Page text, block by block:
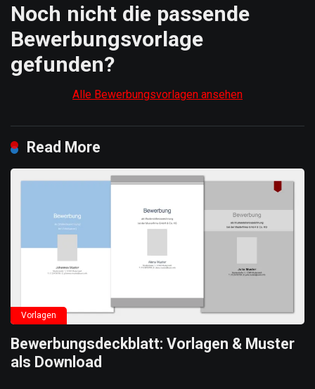
Noch nicht die passende
Bewerbungsvorlage
gefunden?
Alle Bewerbungsvorlagen ansehen
Read More
Vorlagen
Bewerbungsdeckblatt: Vorlagen & Muster
als Download